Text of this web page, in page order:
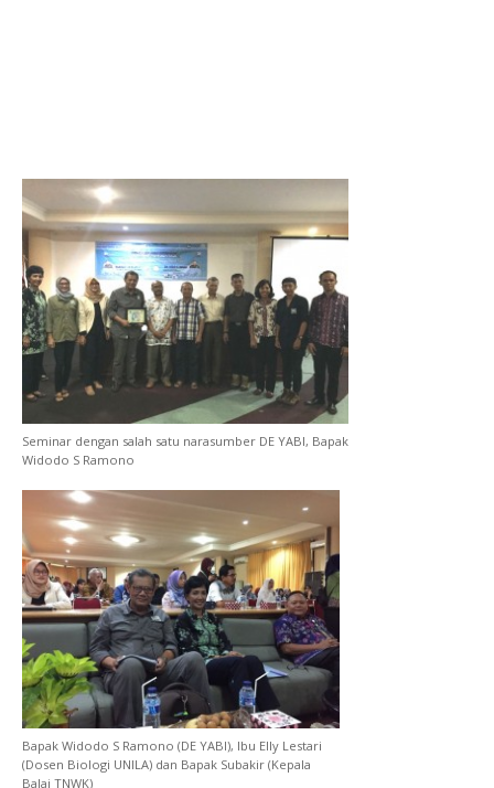
Seminar dengan salah satu narasumber DE YABI, Bapak
Widodo S Ramono
Bapak Widodo S Ramono (DE YABI), Ibu Elly Lestari
(Dosen Biologi UNILA) dan Bapak Subakir (Kepala
Balai TNWK)